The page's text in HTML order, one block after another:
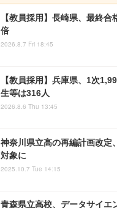
【教員採用】長崎県、最終
倍
2026.8.7 Fri 18:45
【教員採用】兵庫県、1次
生等は316人
2026.8.6 Thu 13:45
神奈川県立高の再編計画改定
対象に
2025.10.7 Tue 14:15
青森県立高校、データサイ